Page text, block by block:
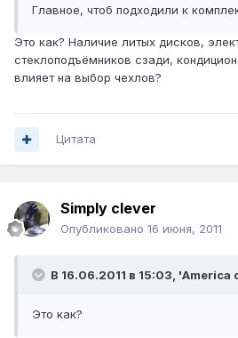
Главное, чтоб подходили к
Это как? Наличие литых дисков,
стеклоподъёмников сзади,
влияет на выбор чехлов?
Цитата
Simply clever
Опубликовано 16 июня, 2011
В 16.06.2011 в 15:03, 'America
Это как?